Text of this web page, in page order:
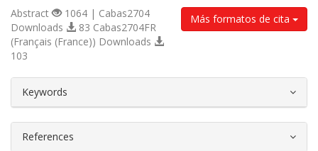
Más formatos de cita
Abstract
1064 | Cabas2704
Downloads
83 Cabas2704FR
(Français (France)) Downloads
103
Keywords
References